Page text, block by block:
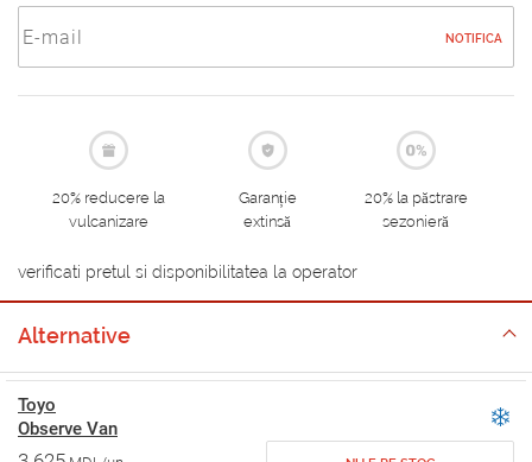
NOTIFICA
20% reducere la
vulcanizare
Garanție
extinsă
20% la păstrare
sezonieră
verificati pretul si disponibilitatea la operator
Alternative
Toyo
Observe Van